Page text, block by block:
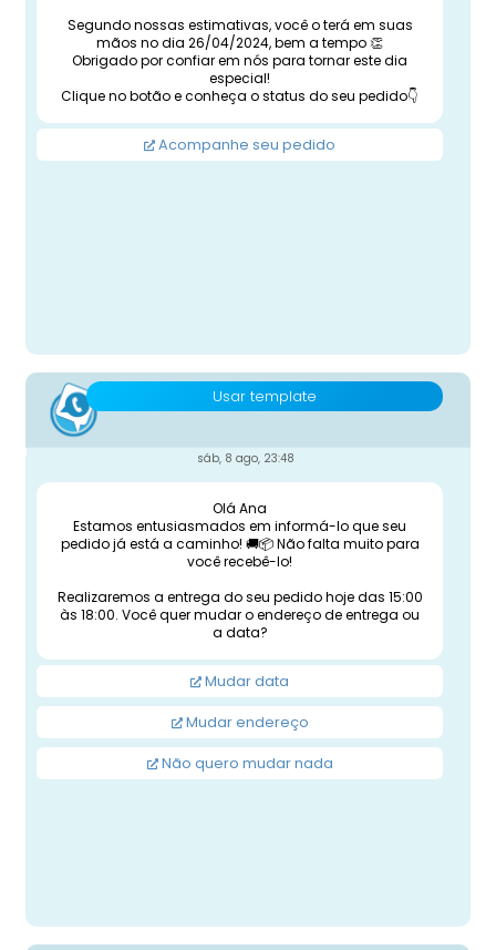
Segundo nossas estimativas, você o terá em suas
mãos no dia 26/04/2024, bem a tempo 👏
Obrigado por confiar em nós para tornar este dia
especial!
Clique no botão e conheça o status do seu pedido👇
Acompanhe seu pedido
Usar template
sáb, 8 ago, 23:48
Olá Ana
Estamos entusiasmados em informá-lo que seu
pedido já está a caminho! 🚚📦 Não falta muito para
você recebê-lo!
Realizaremos a entrega do seu pedido hoje das 15:00
às 18:00. Você quer mudar o endereço de entrega ou
a data?
Mudar data
Mudar endereço
Não quero mudar nada